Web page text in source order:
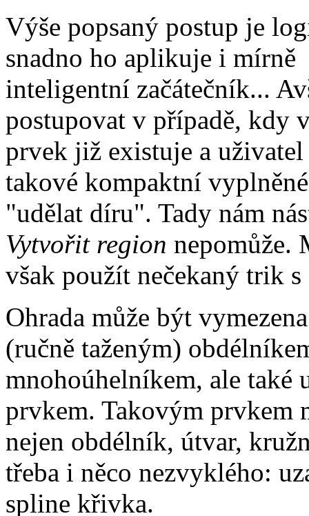
Výše popsaný postup je
snadno ho aplikuje i mírně
inteligentní začátečník...
postupovat v případě, kdy
prvek již existuje a uživatel
takové kompaktní
"udělat díru". Tady nám
Vytvořit region nepomůže.
však použít nečekaný trik s
Ohrada může být
(ručně taženým)
mnohoúhelníkem, ale také
prvkem. Takovým prvkem
nejen obdélník, útvar,
třeba i něco nezvyklého:
spline křivka.